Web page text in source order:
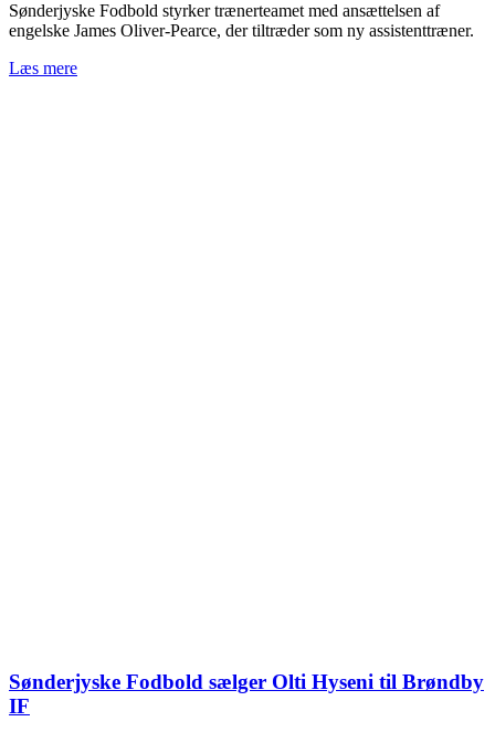
Sønderjyske Fodbold styrker trænerteamet med ansættelsen af
engelske James Oliver-Pearce, der tiltræder som ny assistenttræner.
Læs mere
Sønderjyske Fodbold sælger Olti Hyseni til Brøndby
IF